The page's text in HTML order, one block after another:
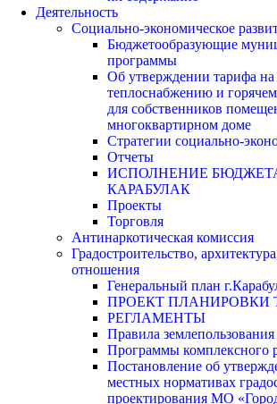
Деятельность
Социально-экономическое
Бюджетообразующие
программы
Об утверждении тарифа на
теплоснабжению и
для собственников
многоквартирном доме
Стратегии социально-
Отчеты
ИСПОЛНЕНИЕ
КАРАБУЛАК
Проекты
Торговля
Антинаркотическая комиссия
Градостроительство,
отношения
Генеральный план
ПРОЕКТ ПЛАНИРОВКИ
РЕГЛАМЕНТЫ
Правила землепользования
Программы комплексного
Постановление об
местных нормативах
проектирования МО